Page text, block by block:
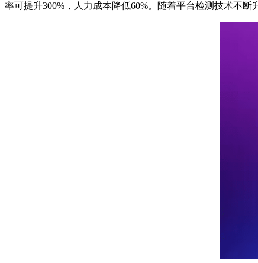
率可提升300%，人力成本降低60%。随着平台检测技术不